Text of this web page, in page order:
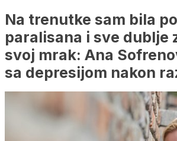
Na trenutke sam bila
paralisana i sve dublje
svoj mrak: Ana
sa depresijom nakon